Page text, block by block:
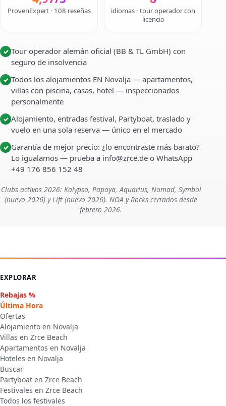
ProvenExpert · 108 reseñas
idiomas · tour operador con
licencia
✓ Tour operador alemán oficial (BB & TL GmbH) con
seguro de insolvencia
✓ Todos los alojamientos EN Novalja — apartamentos,
villas con piscina, casas, hotel — inspeccionados
personalmente
✓ Alojamiento, entradas festival, Partyboat, traslado y
vuelo en una sola reserva — único en el mercado
✓ Garantía de mejor precio: ¿lo encontraste más barato?
Lo igualamos — prueba a info@zrce.de o WhatsApp
+49 176 856 152 48
Clubs activos 2026: Kalypso, Papaya, Aquarius, Nomad, Symbol
(nuevo 2026) y Lift (nuevo 2026). NOA y Rocks cerrados desde
febrero 2026.
EXPLORAR
Rebajas %
Última Hora
Ofertas
Alojamiento en Novalja
Villas en Zrce Beach
Apartamentos en Novalja
Hoteles en Novalja
Buscar
Partyboat en Zrce Beach
Festivales en Zrce Beach
Todos los festivales